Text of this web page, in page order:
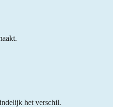
het verschil.